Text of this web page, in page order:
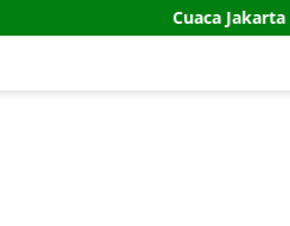
Cuaca Jakarta Hari Ini: Cerah,